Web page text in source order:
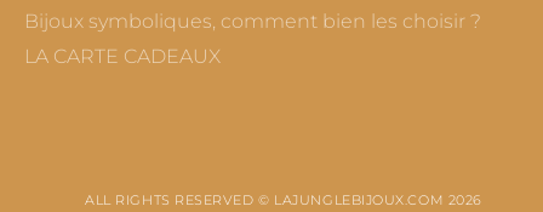
Bijoux symboliques, comment bien les choisir ?
LA CARTE CADEAUX
ALL RIGHTS RESERVED © LAJUNGLEBIJOUX.COM 2026